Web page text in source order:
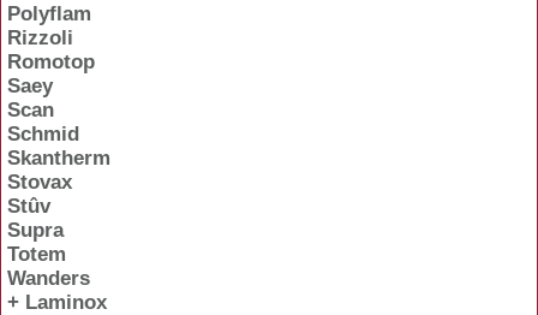
Polyflam
Rizzoli
Romotop
Saey
Scan
Schmid
Skantherm
Stovax
Stûv
Supra
Totem
Wanders
+ Laminox